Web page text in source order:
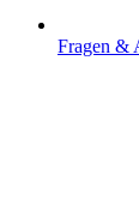
Fragen &